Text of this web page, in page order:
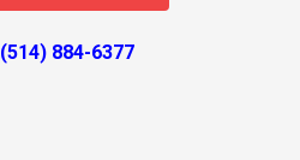
(514) 884-6377